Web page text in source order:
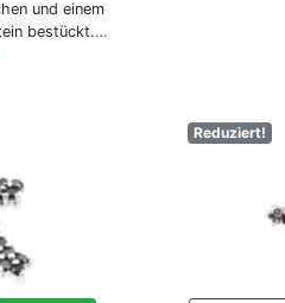
und einem
bestückt.…
Reduziert!